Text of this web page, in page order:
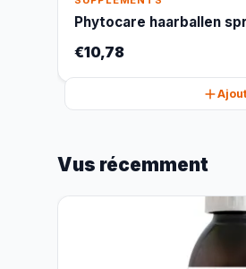
Phytocare haarballen
€10,78
Vus récemment